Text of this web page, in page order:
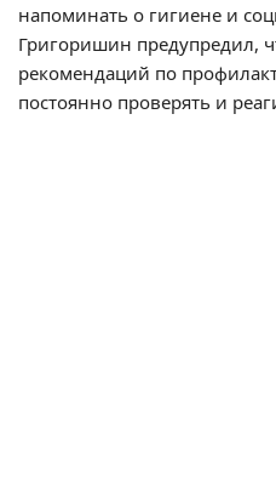
напоминать о гигиене и
Григоришин предупредил,
рекомендаций по
постоянно проверять и